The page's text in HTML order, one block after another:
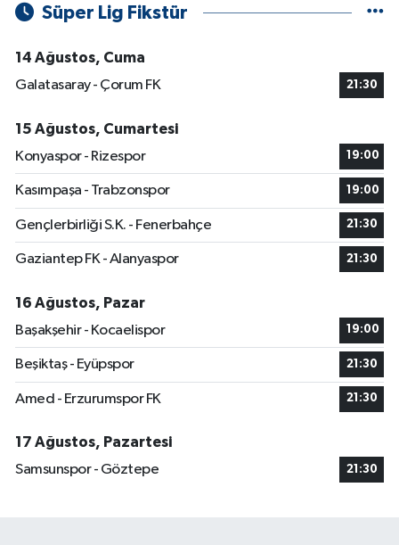
Süper Lig Fikstür
14 Ağustos, Cuma
Galatasaray - Çorum FK
21:30
15 Ağustos, Cumartesi
Konyaspor - Rizespor
19:00
Kasımpaşa - Trabzonspor 19:00
Gençlerbirliği S.K. - Fenerbahçe 21:30
Gaziantep FK - Alanyaspor 21:30
16 Ağustos, Pazar
Başakşehir - Kocaelispor
19:00
Beşiktaş - Eyüpspor 21:30
Amed - Erzurumspor FK 21:30
17 Ağustos, Pazartesi
Samsunspor - Göztepe
21:30